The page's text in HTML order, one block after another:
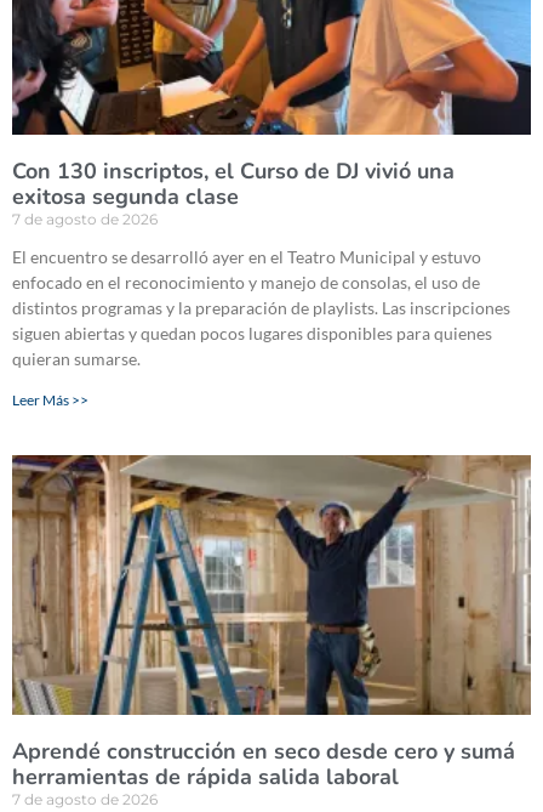
Con 130 inscriptos, el Curso de DJ vivió una
exitosa segunda clase
7 de agosto de 2026
El encuentro se desarrolló ayer en el Teatro Municipal y estuvo
enfocado en el reconocimiento y manejo de consolas, el uso de
distintos programas y la preparación de playlists. Las inscripciones
siguen abiertas y quedan pocos lugares disponibles para quienes
quieran sumarse.
Leer Más >>
Aprendé construcción en seco desde cero y sumá
herramientas de rápida salida laboral
7 de agosto de 2026